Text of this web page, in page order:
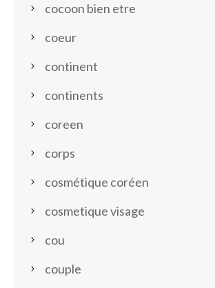
cocoon bien etre
coeur
continent
continents
coreen
corps
cosmétique coréen
cosmetique visage
cou
couple